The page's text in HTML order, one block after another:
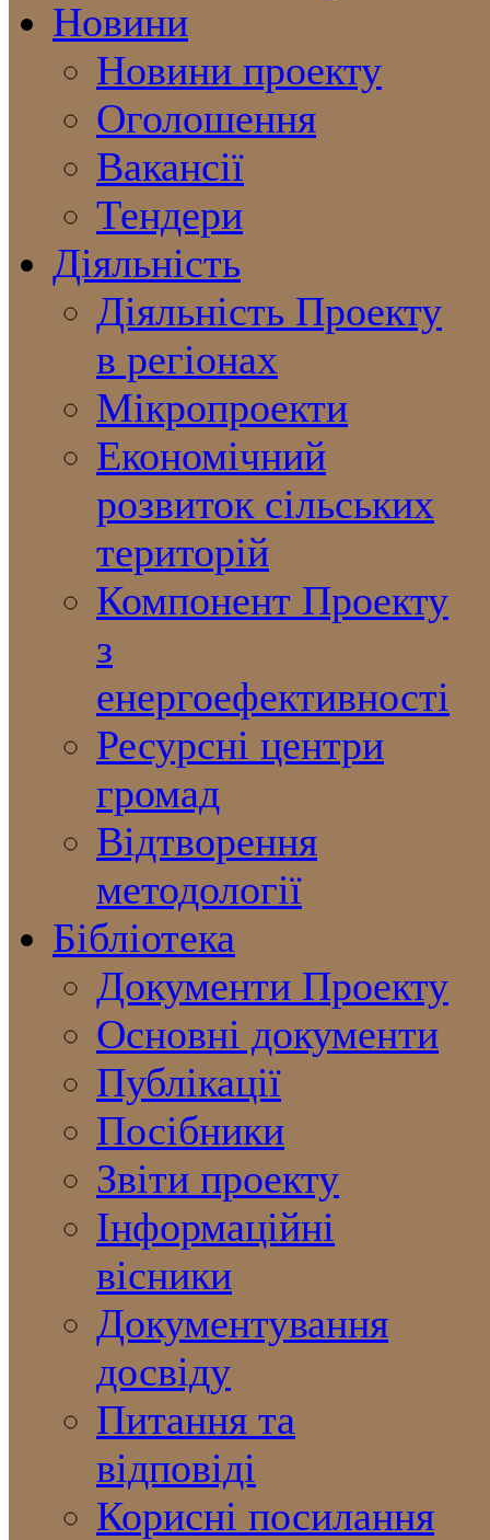
Новини
Новини проекту
Оголошення
Вакансії
Тендери
Діяльність
Діяльність Проекту
в регіонах
Мікропроекти
Економічний
розвиток сільських
територій
Компонент Проекту
з
енергоефективності
Ресурсні центри
громад
Відтворення
методології
Бібліотека
Документи Проекту
Основні документи
Публікації
Посібники
Звіти проекту
Інформаційні
вісники
Документування
досвіду
Питання та
відповіді
Корисні посилання